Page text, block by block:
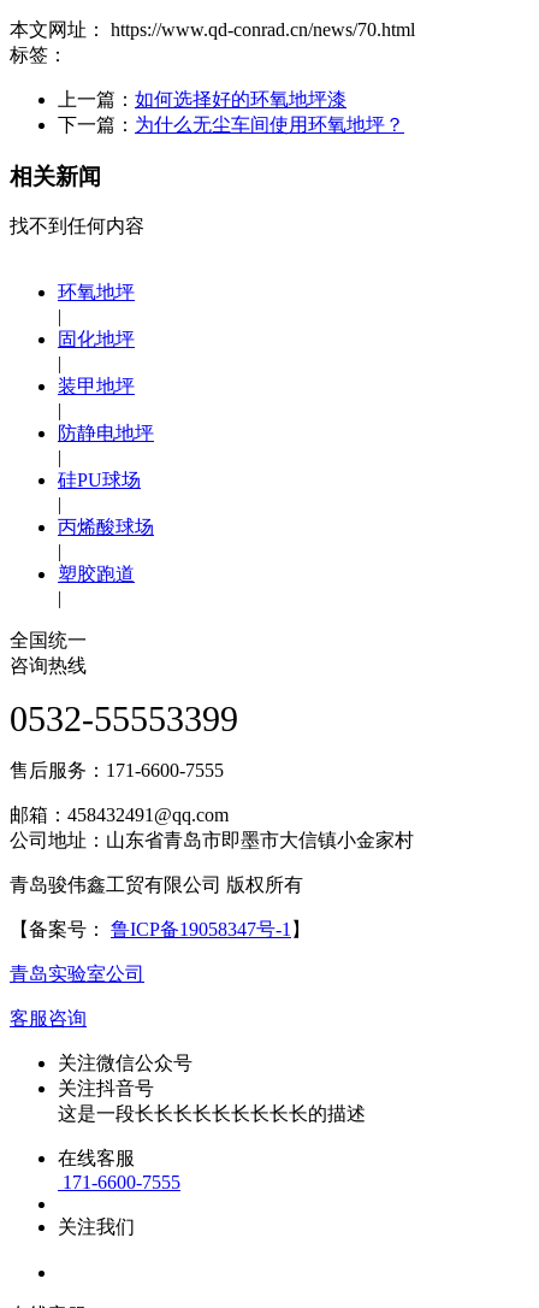
本文网址： https://www.qd-conrad.cn/news/70.html
标签：
上一篇： 如何选择好的环氧地坪漆
下一篇： 为什么无尘车间使用环氧地坪？
相关新闻
找不到任何内容
环氧地坪
|
固化地坪
|
装甲地坪
|
防静电地坪
|
硅PU球场
|
丙烯酸球场
|
塑胶跑道
|
全国统一
咨询热线
0532-55553399
售后服务：171-6600-7555
邮箱：458432491@qq.com
公司地址：山东省青岛市即墨市大信镇小金家村
青岛骏伟鑫工贸有限公司 版权所有
【备案号： 鲁ICP备19058347号-1 】
青岛实验室公司
客服咨询
关注微信公众号
关注抖音号
这是一段长长长长长长长长长的描述
在线客服
171-6600-7555
关注我们